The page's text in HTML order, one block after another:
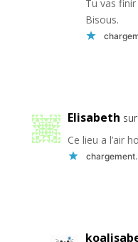
Tu vas finir
Bisous.
Elisabeth
Ce lieu a l’air